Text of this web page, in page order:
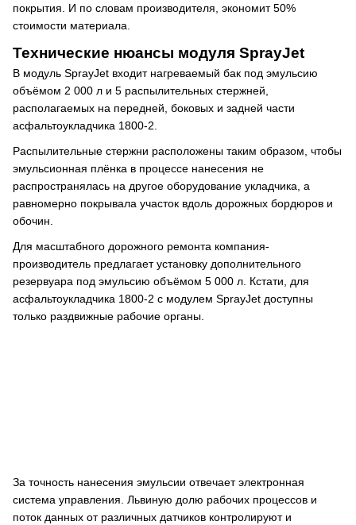
покрытия. И по словам производителя, экономит 50%
стоимости материала.
Технические нюансы модуля SprayJet
В модуль SprayJet входит нагреваемый бак под эмульсию
объёмом 2 000 л и 5 распылительных стержней,
располагаемых на передней, боковых и задней части
асфальтоукладчика 1800-2.
Распылительные стержни расположены таким образом, чтобы
эмульсионная плёнка в процессе нанесения не
распространялась на другое оборудование укладчика, а
равномерно покрывала участок вдоль дорожных бордюров и
обочин.
Для масштабного дорожного ремонта компания-
производитель предлагает установку дополнительного
резервуара под эмульсию объёмом 5 000 л. Кстати, для
асфальтоукладчика 1800-2 с модулем SprayJet доступны
только раздвижные рабочие органы.
За точность нанесения эмульсии отвечает электронная
система управления. Львиную долю рабочих процессов и
поток данных от различных датчиков контролируют и